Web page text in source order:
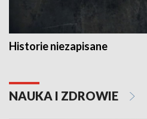
Historie niezapisane
NAUKA I ZDROWIE